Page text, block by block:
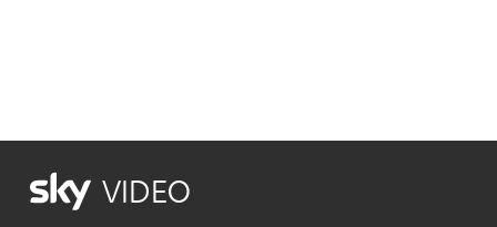
VIDEO